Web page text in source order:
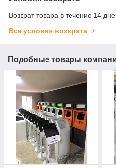
Возврат товара в течение 14
Все условия возврата
Подобные товары